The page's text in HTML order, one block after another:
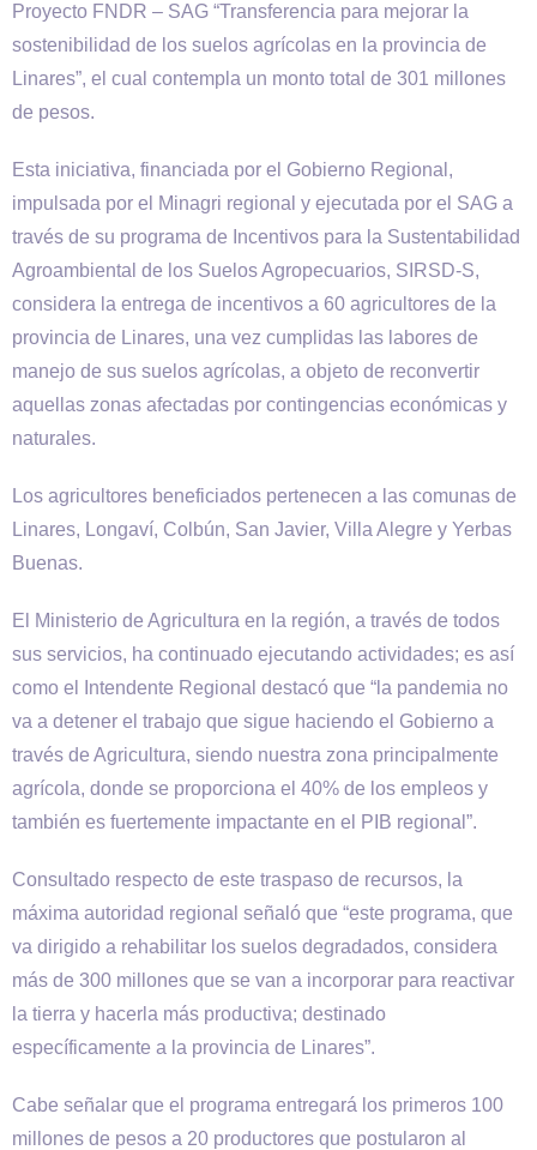
Proyecto FNDR – SAG “Transferencia para mejorar la
sostenibilidad de los suelos agrícolas en la provincia de
Linares”, el cual contempla un monto total de 301 millones
de pesos.
Esta iniciativa, financiada por el Gobierno Regional,
impulsada por el Minagri regional y ejecutada por el SAG a
través de su programa de Incentivos para la Sustentabilidad
Agroambiental de los Suelos Agropecuarios, SIRSD-S,
considera la entrega de incentivos a 60 agricultores de la
provincia de Linares, una vez cumplidas las labores de
manejo de sus suelos agrícolas, a objeto de reconvertir
aquellas zonas afectadas por contingencias económicas y
naturales.
Los agricultores beneficiados pertenecen a las comunas de
Linares, Longaví, Colbún, San Javier, Villa Alegre y Yerbas
Buenas.
El Ministerio de Agricultura en la región, a través de todos
sus servicios, ha continuado ejecutando actividades; es así
como el Intendente Regional destacó que “la pandemia no
va a detener el trabajo que sigue haciendo el Gobierno a
través de Agricultura, siendo nuestra zona principalmente
agrícola, donde se proporciona el 40% de los empleos y
también es fuertemente impactante en el PIB regional”.
Consultado respecto de este traspaso de recursos, la
máxima autoridad regional señaló que “este programa, que
va dirigido a rehabilitar los suelos degradados, considera
más de 300 millones que se van a incorporar para reactivar
la tierra y hacerla más productiva; destinado
específicamente a la provincia de Linares”.
Cabe señalar que el programa entregará los primeros 100
millones de pesos a 20 productores que postularon al